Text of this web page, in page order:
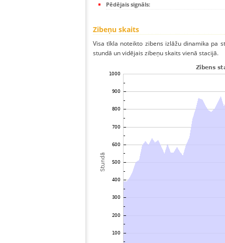
Pēdējais signāls:
Zibeņu skaits
Visa tīkla noteikto zibens izlāžu dinamika pa
stundā un vidējais zibeņu skaits vienā stacijā.